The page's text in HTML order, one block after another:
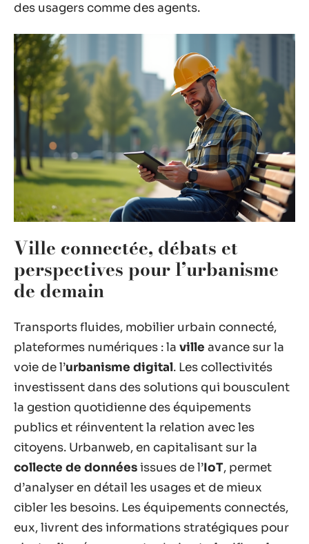
des usagers comme des agents.
Ville connectée, débats et
perspectives pour l’urbanisme
de demain
Transports fluides, mobilier urbain connecté,
plateformes numériques : la ville avance sur la
voie de l’urbanisme digital. Les collectivités
investissent dans des solutions qui bousculent
la gestion quotidienne des équipements
publics et réinventent la relation avec les
citoyens. Urbanweb, en capitalisant sur la
collecte de donnéesissues de l’IoT, permet
d’analyser en détail les usages et de mieux
cibler les besoins. Les équipements connectés,
eux, livrent des informations stratégiques pour